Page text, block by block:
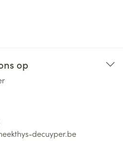
op
decuyper.be